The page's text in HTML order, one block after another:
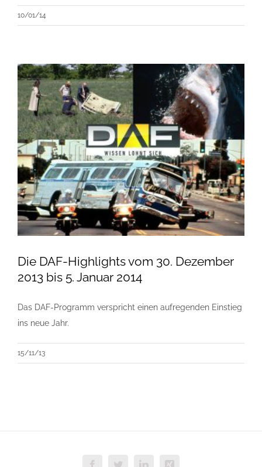
10/01/14
Die DAF-Highlights vom 30. Dezember
2013 bis 5. Januar 2014
Das DAF-Programm verspricht einen aufregenden Einstieg
ins neue Jahr.
15/11/13